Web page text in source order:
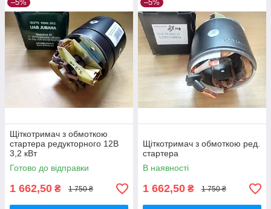
–5%
Щіткотримач з обмоткою
стартера редукторного 12В
3,2 кВт
Готово до відправки
1 662,50 ₴ 1 750 ₴
–5%
Щіткотримач з обмоткою ред.
стартера
В наявності
1 662,50 ₴ 1 750 ₴